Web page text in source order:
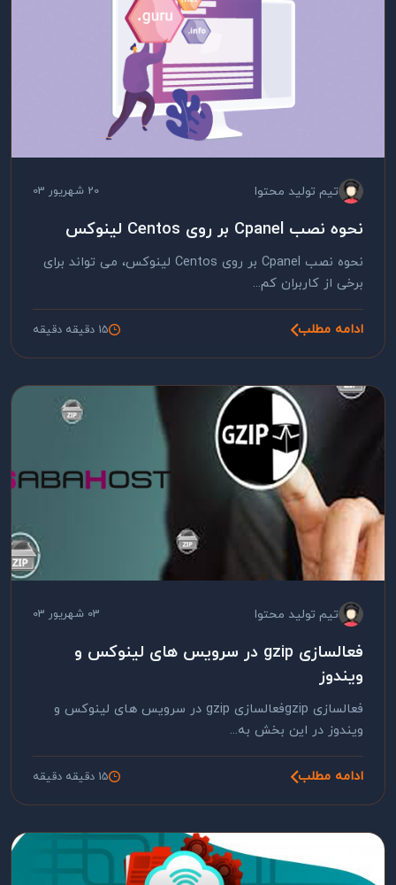
تیم تولید محتوا 20 شهریور 03
نحوه نصب Cpanel بر روی Centos لینوکس
نحوه نصب Cpanel بر روی Centos لینوکس، می تواند برای
برخی از کاربران کم...
ادامه مطلب 15 دقیقه دقیقه
تیم تولید محتوا 03 شهریور 03
فعالسازی gzip در سرویس های لینوکس و
ویندوز
فعالسازی gzipفعالسازی gzip در سرویس های لینوکس و
ویندوز در این بخش به...
ادامه مطلب 15 دقیقه دقیقه